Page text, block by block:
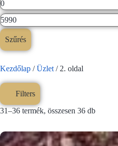
Szűrés
Kezdőlap /Üzlet / 2. oldal
Filters
31–36 termék, összesen 36 db